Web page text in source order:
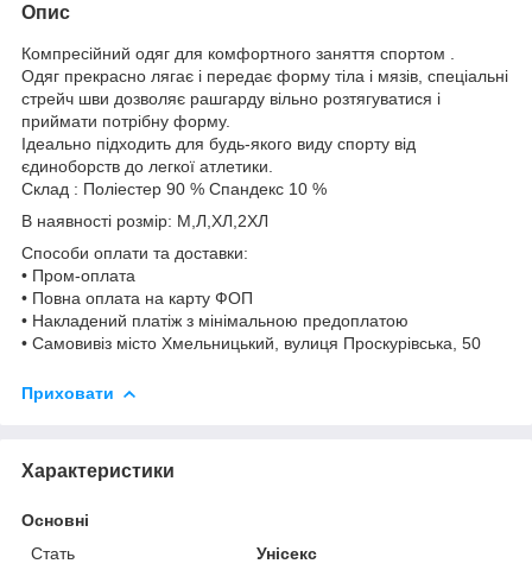
Опис
Компресійний одяг для комфортного заняття спортом .
Одяг прекрасно лягає і передає форму тіла і мязів, спеціальні
стрейч шви дозволяє рашгарду вільно розтягуватися і
приймати потрібну форму.
Ідеально підходить для будь-якого виду спорту від
єдиноборств до легкої атлетики.
Склад : Поліестер 90 % Спандекс 10 %
В наявності розмір: М,Л,ХЛ,2ХЛ
Способи оплати та доставки:
• Пром-оплата
• Повна оплата на карту ФОП
• Накладений платіж з мінімальною предоплатою
• Самовивіз місто Хмельницький, вулиця Проскурівська, 50
Приховати
Характеристики
Основні
Стать
Унісекс